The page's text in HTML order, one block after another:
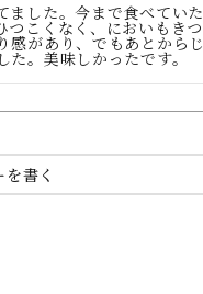
ました。今まで食べていた
つこくなく、においもきつ
があり、でもあとからじ
。美味しかったです。
を書く